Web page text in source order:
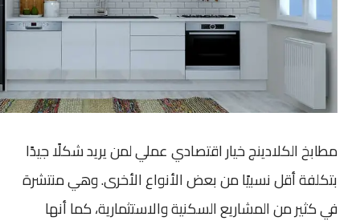
مطابخ الكلادينج خيار اقتصادي عملي لمن يريد شكلًا جيدًا
بتكلفة أقل نسبيًا من بعض الأنواع الأخرى. وهي منتشرة
في كثير من المشاريع السكنية والاستثمارية، كما أنها